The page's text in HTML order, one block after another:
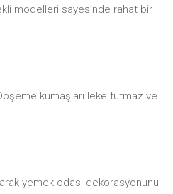
modelleri sayesinde rahat bir
kumaşları leke tutmaz ve
yemek odası dekorasyonunu